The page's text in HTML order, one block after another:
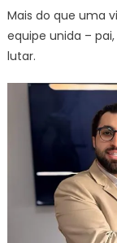
Mais do que uma
equipe unida –
lutar.